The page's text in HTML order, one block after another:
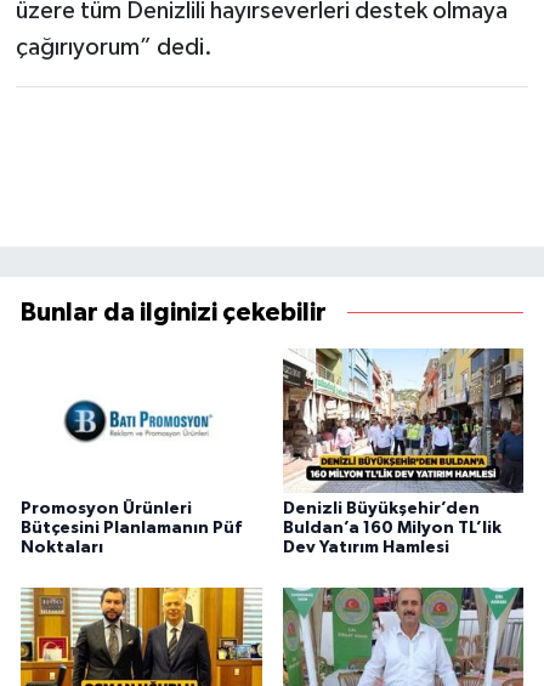
üzere tüm Denizlili hayırseverleri destek olmaya
çağırıyorum” dedi.
Bunlar da ilginizi çekebilir
Promosyon Ürünleri
Bütçesini Planlamanın Püf
Noktaları
Denizli Büyükşehir’den
Buldan’a 160 Milyon TL’lik
Dev Yatırım Hamlesi